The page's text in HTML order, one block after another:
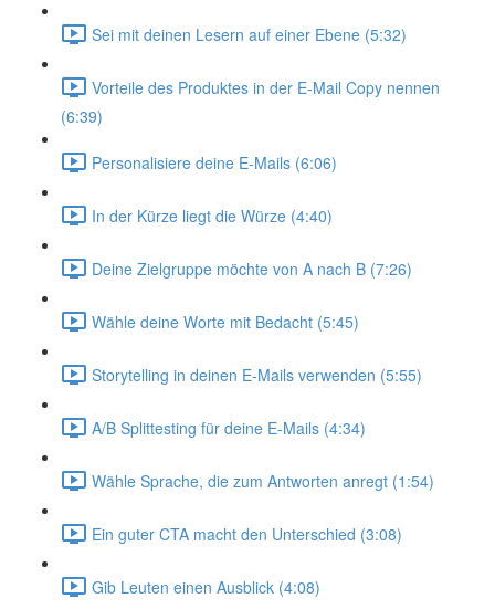
Sei mit deinen Lesern auf einer Ebene (5:32)
Vorteile des Produktes in der E-Mail Copy nennen
(6:39)
Personalisiere deine E-Mails (6:06)
In der Kürze liegt die Würze (4:40)
Deine Zielgruppe möchte von A nach B (7:26)
Wähle deine Worte mit Bedacht (5:45)
Storytelling in deinen E-Mails verwenden (5:55)
A/B Splittesting für deine E-Mails (4:34)
Wähle Sprache, die zum Antworten anregt (1:54)
Ein guter CTA macht den Unterschied (3:08)
Gib Leuten einen Ausblick (4:08)